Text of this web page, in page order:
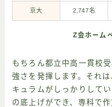
京大 2,747名
Z会ホーム
もちろん都立中高一貫校
強さを発揮します。それ
キュラムがしっかりして
の底上げができ、専科で